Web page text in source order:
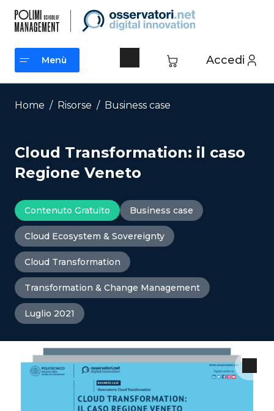
contenuto
Accedi
Menù
Menù
Home / Risorse / Business case
Cloud Transformation: il caso
Regione Veneto
Contenuto Gratuito Business case
Cloud Ecosystem & Sovereignty
Cloud Transformation
Transformation & Change Management
Luglio 2021